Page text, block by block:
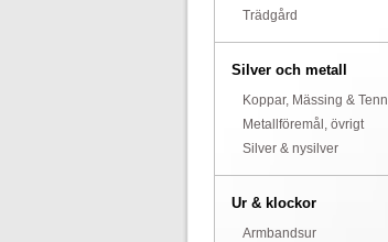
Trädgård
Silver och metall
Koppar, Mässing & Tenn
Metallföremål, övrigt
Silver & nysilver
Ur & klockor
Armbandsur